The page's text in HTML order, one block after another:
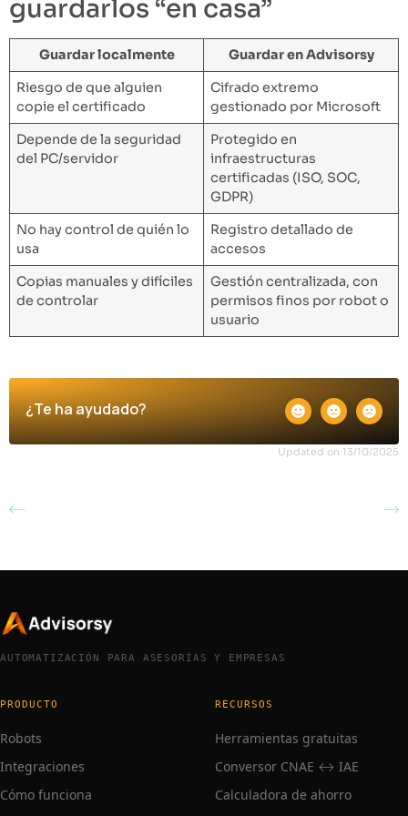
guardarlos “en casa”
Guardar localmente
Guardar en Advisorsy
Riesgo de que alguien
copie el certificado
Cifrado extremo
gestionado por Microsoft
Depende de la seguridad
del PC/servidor
Protegido en
infraestructuras
certificadas (ISO, SOC,
GDPR)
No hay control de quién lo
usa
Registro detallado de
accesos
Copias manuales y difíciles
de controlar
Gestión centralizada, con
permisos finos por robot o
usuario
¿Te ha ayudado?
Updated on 13/10/2025
AUTOMATIZACIÓN PARA ASESORÍAS Y EMPRESAS
PRODUCTO
Robots
Integraciones
Cómo funciona
RECURSOS
Herramientas gratuitas
Conversor CNAE ↔ IAE
Calculadora de ahorro